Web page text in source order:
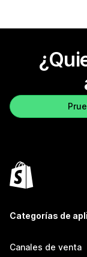
Categorías de
Canales de venta